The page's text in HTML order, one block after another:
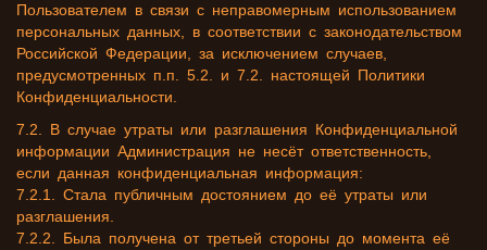
Пользователем в связи с неправомерным использованием
персональных данных, в соответствии с законодательством
Российской Федерации, за исключением случаев,
предусмотренных п.п. 5.2. и 7.2. настоящей Политики
Конфиденциальности.
7.2. В случае утраты или разглашения Конфиденциальной
информации Администрация не несёт ответственность,
если данная конфиденциальная информация:
7.2.1. Стала публичным достоянием до её утраты или
разглашения.
7.2.2. Была получена от третьей стороны до момента её